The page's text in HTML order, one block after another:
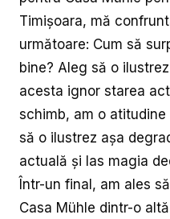
Timișoara, mă
următoare: Cum să
bine? Aleg să o
acesta ignor starea
schimb, am o
să o ilustrez așa
actuală și las magia
Într-un final, am ales
Casa Mühle dintr-o